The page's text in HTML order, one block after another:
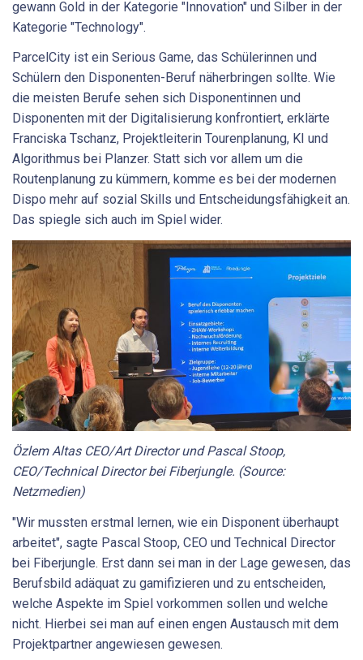
gewann Gold in der Kategorie "Innovation" und Silber in der
Kategorie "Technology".
ParcelCity ist ein Serious Game, das Schülerinnen und
Schülern den Disponenten-Beruf näherbringen sollte. Wie
die meisten Berufe sehen sich Disponentinnen und
Disponenten mit der Digitalisierung konfrontiert, erklärte
Franciska Tschanz, Projektleiterin Tourenplanung, KI und
Algorithmus bei Planzer. Statt sich vor allem um die
Routenplanung zu kümmern, komme es bei der modernen
Dispo mehr auf sozial Skills und Entscheidungsfähigkeit an.
Das spiegle sich auch im Spiel wider.
Özlem Altas CEO/Art Director und Pascal Stoop,
CEO/Technical Director bei Fiberjungle. (Source:
Netzmedien)
"Wir mussten erstmal lernen, wie ein Disponent überhaupt
arbeitet", sagte Pascal Stoop, CEO und Technical Director
bei Fiberjungle. Erst dann sei man in der Lage gewesen, das
Berufsbild adäquat zu gamifizieren und zu entscheiden,
welche Aspekte im Spiel vorkommen sollen und welche
nicht. Hierbei sei man auf einen engen Austausch mit dem
Projektpartner angewiesen gewesen.